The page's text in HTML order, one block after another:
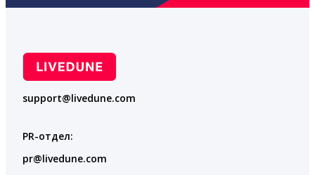
support@livedune.com
PR-отдел:
pr@livedune.com